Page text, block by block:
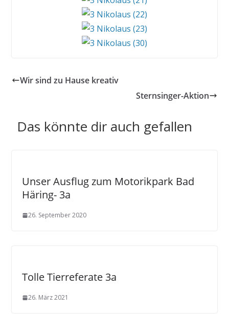
Wir sind zu Hause kreativ
Sternsinger-Aktion
Das könnte dir auch gefallen
Unser Ausflug zum Motorikpark Bad
Häring- 3a
26. September 2020
Tolle Tierreferate 3a
26. März 2021